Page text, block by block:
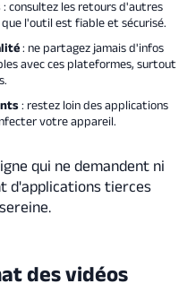
: consultez les retours d'autres
l'outil est fiable et sécurisé.
: ne partagez jamais d'infos
avec ces plateformes, surtout
: restez loin des applications
votre appareil.
qui ne demandent ni
d'applications tierces
des vidéos